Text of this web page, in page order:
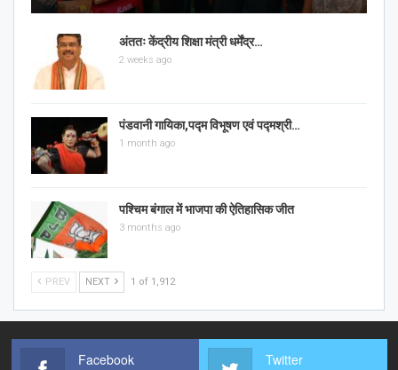
अंततः केंद्रीय शिक्षा मंत्री धर्मेंद्र…
2 weeks ago
पंडवानी गायिका,पद्म विभूषण एवं पद्मश्री…
1 month ago
पश्चिम बंगाल में भाजपा की ऐतिहासिक जीत
3 months ago
PREV NEXT 1 of 1,912
Facebook Twitter